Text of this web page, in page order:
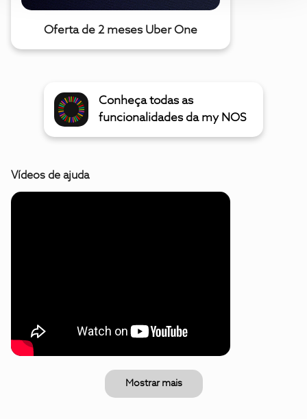
Oferta de 2 meses Uber One
Conheça todas as
funcionalidades da my NOS
Vídeos de ajuda
Mostrar mais